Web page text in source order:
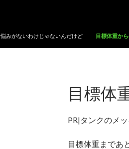
悩みがないわけじゃないんだけど 目標体重か
目標体
PR|タンクのメ
目標体重まであ